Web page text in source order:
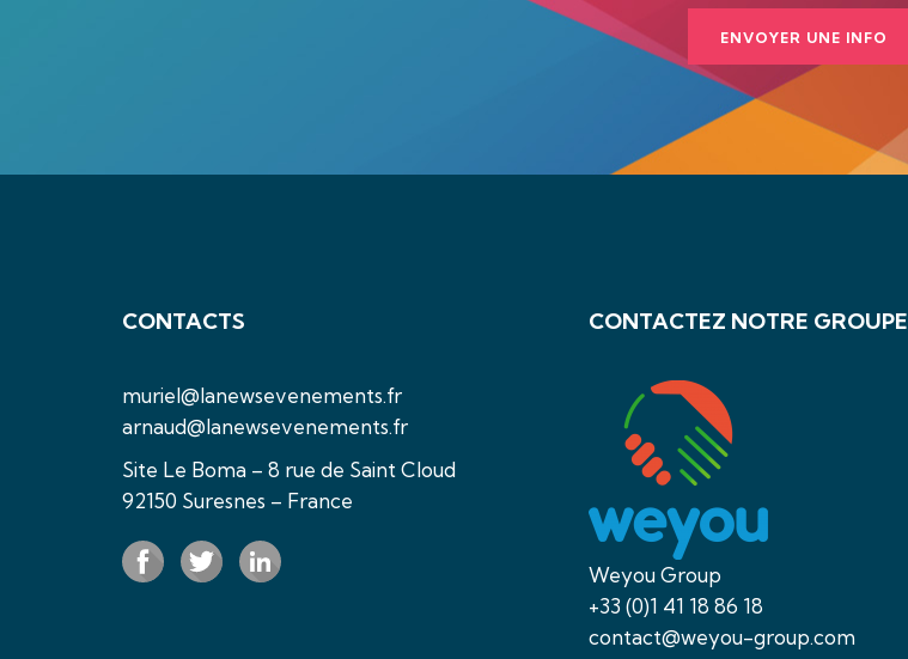
ENVOYER UNE INFO
CONTACTS
muriel@lanewsevenements.fr
arnaud@lanewsevenements.fr
Site Le Boma – 8 rue de Saint Cloud
92150 Suresnes – France
CONTACTEZ NOTRE GROUPE
Weyou Group
+33 (0)1 41 18 86 18
contact@weyou-group.com